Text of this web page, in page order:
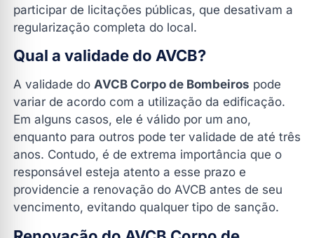
participar de licitações públicas, que desativam a
regularização completa do local.
Qual a validade do AVCB?
A validade do AVCB Corpo de Bombeiros pode
variar de acordo com a utilização da edificação.
Em alguns casos, ele é válido por um ano,
enquanto para outros pode ter validade de até três
anos. Contudo, é de extrema importância que o
responsável esteja atento a esse prazo e
providencie a renovação do AVCB antes de seu
vencimento, evitando qualquer tipo de sanção.